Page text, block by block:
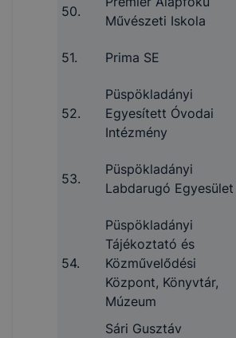
50.
Művészeti Iskola
51. Prima SE
52.
Püspökladányi
Egyesített Óvodai
Intézmény
53.
Püspökladányi
Labdarugó Egyesület
54.
Püspökladányi
Tájékoztató és
Közművelődési
Központ, Könyvtár,
Múzeum
Sári Gusztáv